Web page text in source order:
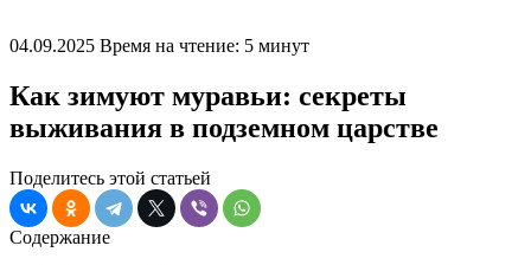
04.09.2025 Время на чтение: 5 минут
Как зимуют муравьи: секреты
выживания в подземном царстве
Поделитесь этой статьей
Содержание